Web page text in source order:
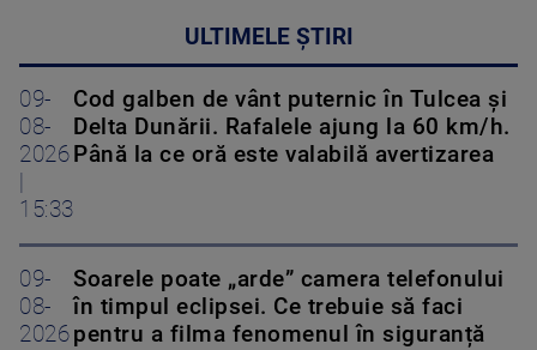
ULTIMELE ȘTIRI
09-
08-
2026
15:33
Cod galben de vânt puternic în Tulcea și
Delta Dunării. Rafalele ajung la 60 km/h.
Până la ce oră este valabilă avertizarea
09-
08-
2026
Soarele poate „arde” camera telefonului
în timpul eclipsei. Ce trebuie să faci
pentru a filma fenomenul în siguranță